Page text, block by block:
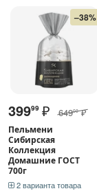
–38%
39999 ₽ 64900 ₽
Пельмени
Сибирская
Коллекция
Домашние ГОСТ
700г
2 варианта товара